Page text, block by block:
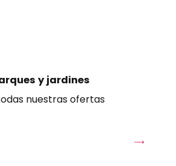
y jardines
nuestras ofertas